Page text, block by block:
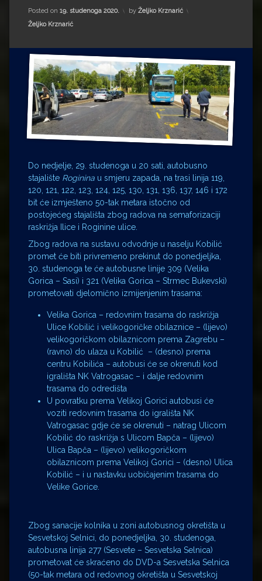
Drugi autori
Drugi autori
Matea Andrić
Ljiljana Lekanić-Kljaić
Željko Krznarić
Mario Lovreković
Miroslav Šantek
Posted on 19. studenoga 2020. by Željko Krznarić
Kategorije:
Željko Krznarić
Do nedjelje, 29. studenoga u 20 sati, autobusno
stajalište Roginina u smjeru zapada, na trasi linija 119,
120, 121, 122, 123, 124, 125, 130, 131, 136, 137, 146 i 172
bit će izmješteno 50-tak metara istočno od
postojećeg stajališta zbog radova na semaforizaciji
raskrižja Ilice i Roginine ulice.
Zbog radova na sustavu odvodnje u naselju Kobilić
promet će biti privremeno prekinut do ponedjeljka,
30. studenoga te će autobusne linije 309 (Velika
Gorica – Sasi) i 321 (Velika Gorica – Strmec Bukevski)
prometovati djelomično izmijenjenim trasama:
Velika Gorica – redovnim trasama do raskrižja
Ulice Kobilić i velikogoričke obilaznice – (lijevo)
velikogoričkom obilaznicom prema Zagrebu –
(ravno) do ulaza u Kobilić – (desno) prema
centru Kobilića – autobusi će se okrenuti kod
igrališta NK Vatrogasac – i dalje redovnim
trasama do odredišta
U povratku prema Velikoj Gorici autobusi će
voziti redovnim trasama do igrališta NK
Vatrogasac gdje će se okrenuti – natrag Ulicom
Kobilić do raskrižja s Ulicom Bapča – (lijevo)
Ulica Bapča – (lijevo) velikogoričkom
obilaznicom prema Velikoj Gorici – (desno) Ulica
Kobilić – i u nastavku uobičajenim trasama do
Velike Gorice.
Zbog sanacije kolnika u zoni autobusnog okretišta u
Sesvetskoj Selnici, do ponedjeljka, 30. studenoga,
autobusna linija 277 (Sesvete – Sesvetska Selnica)
prometovat će skraćeno do DVD-a Sesvetska Selnica
(50-tak metara od redovnog okretišta u Sesvetskoj